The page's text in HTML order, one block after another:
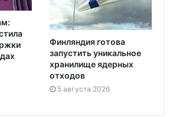
Финляндия готова
запустить уникальное
хранилище ядерных
отходов
5 августа 2026